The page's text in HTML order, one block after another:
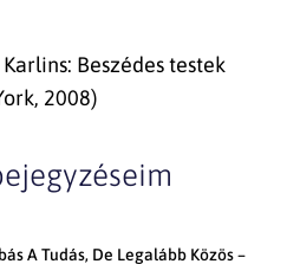
Beszédes testek
2008)
A Tudás, De Legalább Közös –